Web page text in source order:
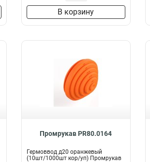
В корзину
Промрукав PR80.0164
Гермоввод д20 оранжевый
(10шт/1000шт кор/уп) Промрукав